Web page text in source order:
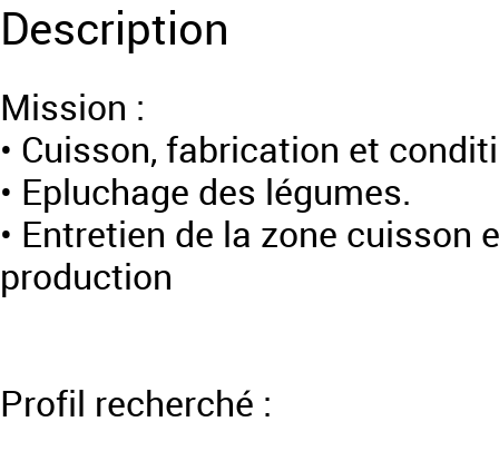
Description
Mission :
• Cuisson, fabrication et
• Epluchage des légumes.
• Entretien de la zone cuisson
production
Profil recherché :